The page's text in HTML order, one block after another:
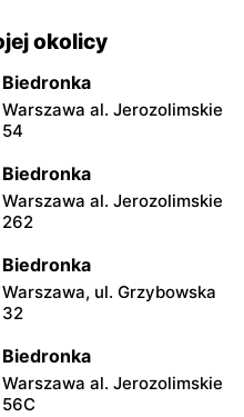
okolicy
Biedronka
Warszawa al. Jerozolimskie
54
Biedronka
Warszawa al. Jerozolimskie
262
Biedronka
Warszawa, ul. Grzybowska
32
Biedronka
Warszawa al. Jerozolimskie
56C